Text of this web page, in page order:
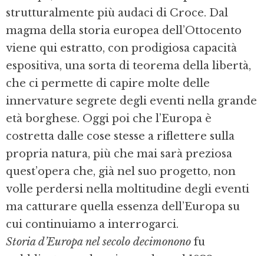
strutturalmente più audaci di Croce. Dal
magma della storia europea dell’Ottocento
viene qui estratto, con prodigiosa capacità
espositiva, una sorta di teorema della libertà,
che ci permette di capire molte delle
innervature segrete degli eventi nella grande
età borghese. Oggi poi che l’Europa è
costretta dalle cose stesse a riflettere sulla
propria natura, più che mai sarà preziosa
quest’opera che, già nel suo progetto, non
volle perdersi nella moltitudine degli eventi
ma catturare quella essenza dell’Europa su
cui continuiamo a interrogarci.
Storia d’Europa nel secolo decimonono fu